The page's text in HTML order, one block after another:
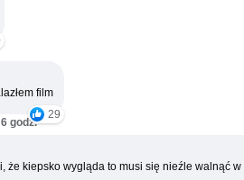
film
29
6 godz.
że kiepsko wygląda to musi się nieźle walnąć w